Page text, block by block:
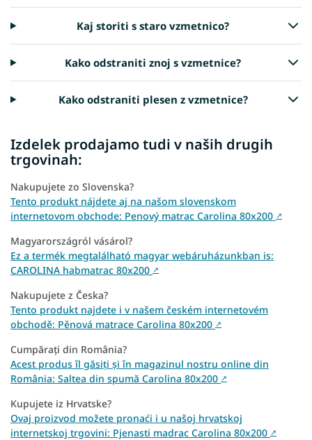
Kaj storiti s staro vzmetnico?
Kako odstraniti znoj s vzmetnice?
Kako odstraniti plesen z vzmetnice?
Izdelek prodajamo tudi v naših drugih
trgovinah:
Nakupujete zo Slovenska?
Tento produkt nájdete aj na našom slovenskom
internetovom obchode: Penový matrac Carolina 80x200 ↗
Magyarországról vásárol?
Ez a termék megtalálható magyar webáruházunkban is:
CAROLINA habmatrac 80x200 ↗
Nakupujete z Česka?
Tento produkt najdete i v našem českém internetovém
obchodě: Pěnová matrace Carolina 80x200 ↗
Cumpărați din România?
Acest produs îl găsiți și în magazinul nostru online din
România: Saltea din spumă Carolina 80x200 ↗
Kupujete iz Hrvatske?
Ovaj proizvod možete pronaći i u našoj hrvatskoj
internetskoj trgovini: Pjenasti madrac Carolina 80x200 ↗